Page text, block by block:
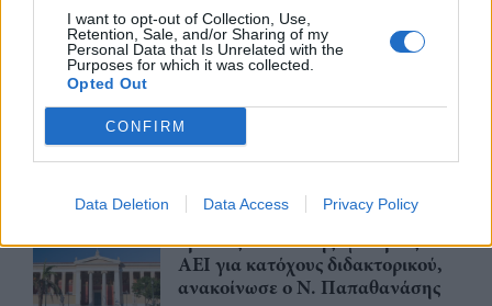
I want to opt-out of Collection, Use,
Retention, Sale, and/or Sharing of my
Personal Data that Is Unrelated with the
Purposes for which it was collected.
Opted Out
CONFIRM
Data Deletion Data Access Privacy Policy
Ευρωπαϊκής Κάρτας Νέων
03/08/26|13:47
Φοιτητικό στεγαστικό επίδομα:
Ιουλίου η προθεσμία υποβολής
αιτήσεων
12 εκατ. ευρώ από το ΕΣΠΑ για
δράσεις διδακτικής εμπειρίας στα
ΑΕΙ για κατόχους διδακτορικού,
ανακοίνωσε ο Ν. Παπαθανάσης